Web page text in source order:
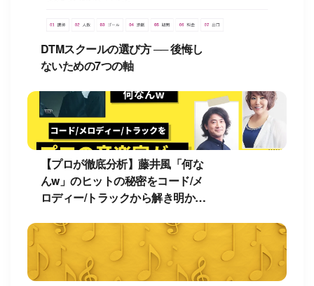
DTMスクールの選び方 ── 後悔し
ないための7つの軸
【プロが徹底分析】藤井風「何な
んw」のヒットの秘密をコード/メ
ロディー/トラックから解き明か